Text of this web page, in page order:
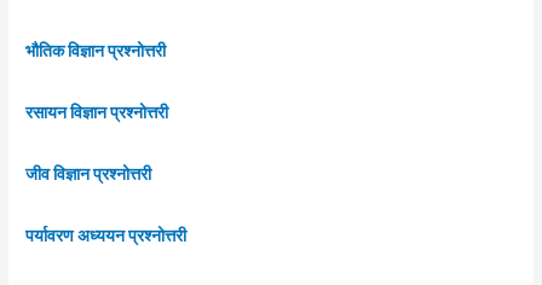
भौतिक विज्ञान प्रश्नोत्तरी
रसायन विज्ञान प्रश्नोत्तरी
जीव विज्ञान प्रश्नोत्तरी
पर्यावरण अध्ययन प्रश्नोत्तरी